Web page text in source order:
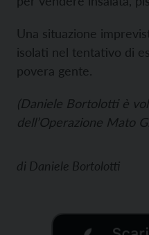
Una situazione
isolati nel tentativo di
povera gente.
(Daniele Bortolotti è
dell’Operazione Mato
di Daniele Bortolotti